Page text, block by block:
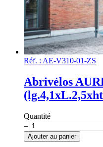
toit
végétal
Réf. : AE-V310-01-ZS
Abrivélos
Quantité
quantité
de
Abrivélos
–
Ajouter au panier